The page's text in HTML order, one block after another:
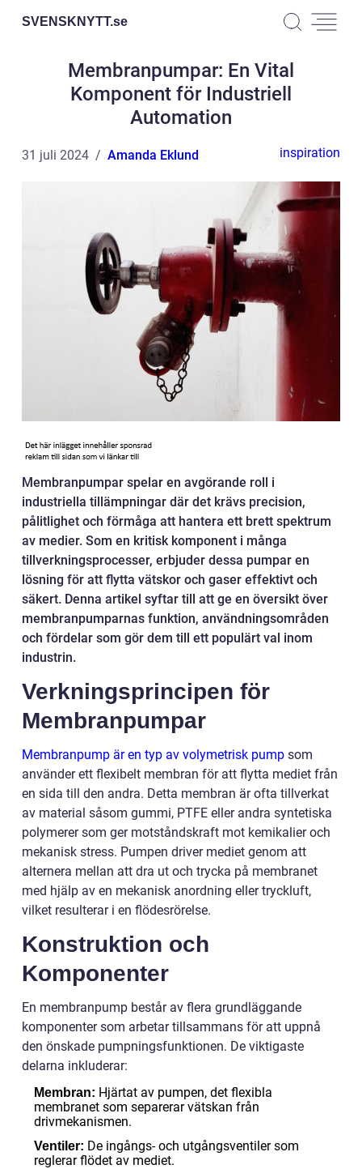
SVENSKNYTT.se
Membranpumpar: En Vital
Komponent för Industriell
Automation
31 juli 2024 Amanda Eklund inspiration
Membranpumpar spelar en avgörande roll i
industriella tillämpningar där det krävs precision,
pålitlighet och förmåga att hantera ett brett spektrum
av medier. Som en kritisk komponent i många
tillverkningsprocesser, erbjuder dessa pumpar en
lösning för att flytta vätskor och gaser effektivt och
säkert. Denna artikel syftar till att ge en översikt över
membranpumparnas funktion, användningsområden
och fördelar som gör dem till ett populärt val inom
industrin.
Verkningsprincipen för
Membranpumpar
Membranpump är en typ av volymetrisk pump som
använder ett flexibelt membran för att flytta mediet från
en sida till den andra. Detta membran är ofta tillverkat
av material såsom gummi, PTFE eller andra syntetiska
polymerer som ger motståndskraft mot kemikalier och
mekanisk stress. Pumpen driver mediet genom att
alternera mellan att dra ut och trycka på membranet
med hjälp av en mekanisk anordning eller tryckluft,
vilket resulterar i en flödesrörelse.
Konstruktion och
Komponenter
En membranpump består av flera grundläggande
komponenter som arbetar tillsammans för att uppnå
den önskade pumpningsfunktionen. De viktigaste
delarna inkluderar:
Membran: Hjärtat av pumpen, det flexibla
membranet som separerar vätskan från
drivmekanismen.
Ventiler: De ingångs- och utgångsventiler som
reglerar flödet av mediet.